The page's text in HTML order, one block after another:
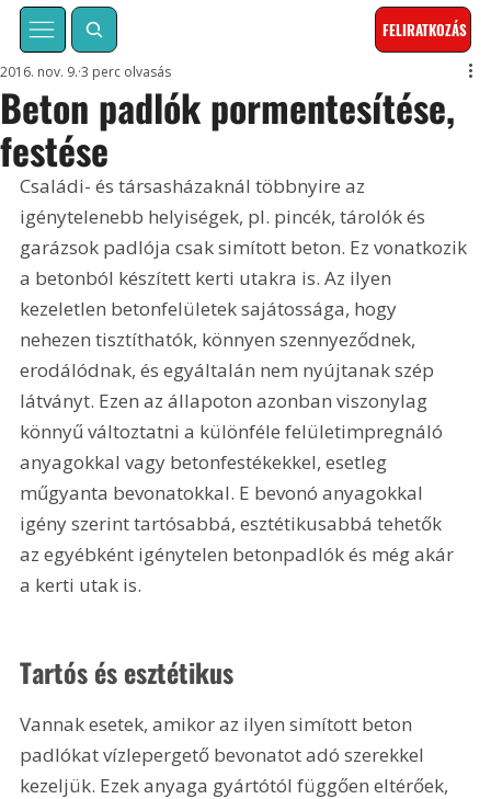
FELIRATKOZÁS
Beton padlók pormentesítése,
festése
2016. nov. 9. 3 perc olvasás
Családi- és társasházaknál többnyire az
igénytelenebb helyiségek, pl. pincék, tárolók és
garázsok padlója csak simított beton. Ez vonatkozik
a betonból készített kerti utakra is. Az ilyen
kezeletlen betonfelületek sajátossága, hogy
nehezen tisztíthatók, könnyen szennyeződnek,
erodálódnak, és egyáltalán nem nyújtanak szép
látványt. Ezen az állapoton azonban viszonylag
könnyű változtatni a különféle felületimpregnáló
anyagokkal vagy betonfestékekkel, esetleg
műgyanta bevonatokkal. E bevonó anyagokkal
igény szerint tartósabbá, esztétikusabbá tehetők
az egyébként igénytelen betonpadlók és még akár
a kerti utak is.
Tartós és esztétikus
Vannak esetek, amikor az ilyen simított beton
padlókat vízlepergető bevonatot adó szerekkel
kezeljük. Ezek anyaga gyártótól függően eltérőek,